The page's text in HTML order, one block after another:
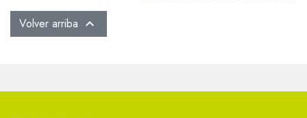
Volver arriba 